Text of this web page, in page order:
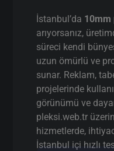
İstanbul’da 10mm
arıyorsanız,
süreci kendi
uzun ömürlü ve
sunar. Reklam,
projelerinde
görünümü ve
pleksi.web.tr
hizmetlerde,
İstanbul içi hızlı